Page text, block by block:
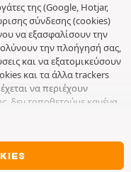
της (Google, Hotjar,
σύνδεσης (cookies)
να εξασφαλίσουν την
την πλοήγησή σας,
και να εξατομικεύσουν
και τα άλλα trackers
να περιέχουν
δεν τοποθετούμε κανένα
απαραίτητα για τη
επιλογές σας για 6 μήνες.
σας οποιαδήποτε στιγμή,
και τα άλλα trackers.